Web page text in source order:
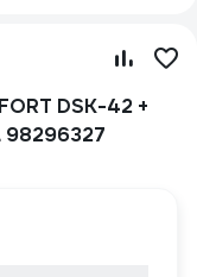
DSK-42 +
98296327